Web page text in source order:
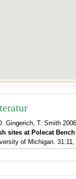
Gingerich, T. Smith
sites at Polecat
of Michigan.